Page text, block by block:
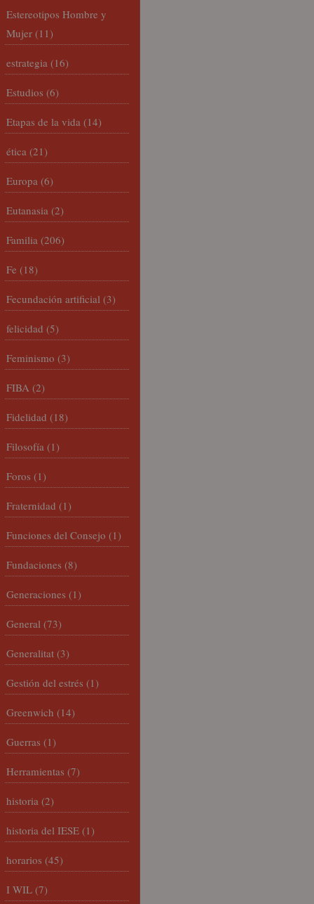
Estereotipos Hombre y
Mujer (11)
estrategia (16)
Estudios (6)
Etapas de la vida (14)
ética (21)
Europa (6)
Eutanasia (2)
Familia (206)
Fe (18)
Fecundación artificial (3)
felicidad (5)
Feminismo (3)
FIBA (2)
Fidelidad (18)
Filosofía (1)
Foros (1)
Fraternidad (1)
Funciones del Consejo (1)
Fundaciones (8)
Generaciones (1)
General (73)
Generalitat (3)
Gestión del estrés (1)
Greenwich (14)
Guerras (1)
Herramientas (7)
historia (2)
historia del IESE (1)
horarios (45)
I WIL (7)